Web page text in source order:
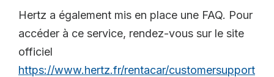
Hertz a également mis en place une FAQ. Pour
accéder à ce service, rendez-vous sur le site
officiel
https://www.hertz.fr/rentacar/customersupport